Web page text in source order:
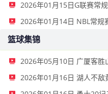
2026年01月14日 NBL常规
篮球集锦